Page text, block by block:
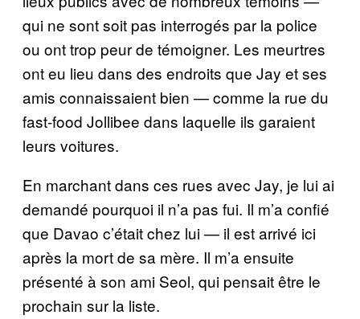
qui ne sont soit pas interrogés par la police
ou ont trop peur de témoigner. Les meurtres
ont eu lieu dans des endroits que Jay et ses
amis connaissaient bien — comme la rue du
fast-food Jollibee dans laquelle ils garaient
leurs voitures.
En marchant dans ces rues avec Jay, je lui ai
demandé pourquoi il n’a pas fui. Il m’a confié
que Davao c’était chez lui — il est arrivé ici
après la mort de sa mère. Il m’a ensuite
présenté à son ami Seol, qui pensait être le
prochain sur la liste.